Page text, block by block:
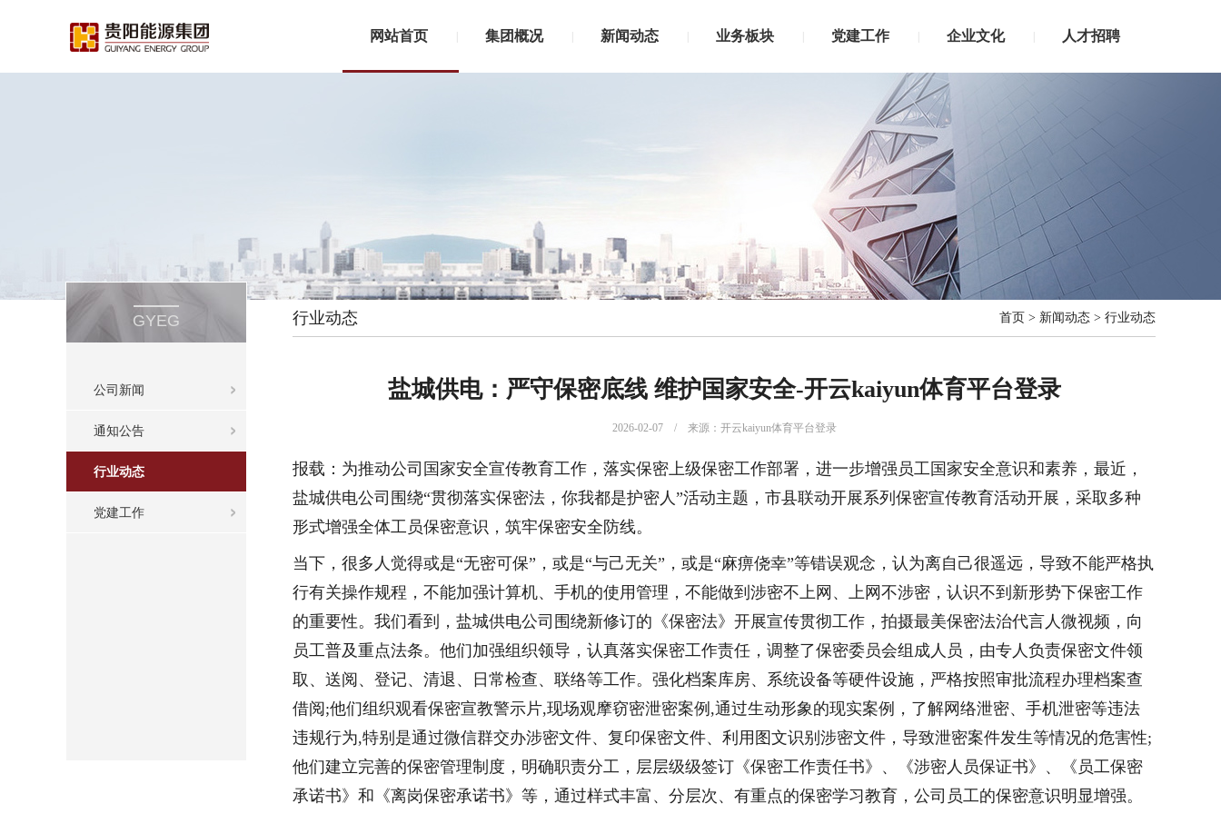
网站首页 集团概况 新闻动态 业务板块 党建工作 企业文化 人才招聘
GYEG
公司新闻
通知公告
行业动态
党建工作
行业动态 首页 > 新闻动态 > 行业动态
盐城供电：严守保密底线 维护国家安全-开云kaiyun体育平台登录
2026-02-07 / 来源：开云kaiyun体育平台登录
报载：为推动公司国家安全宣传教育工作，落实保密上级保密工作部署，进一步增强员工国家安全意识和素养，最近，
盐城供电公司围绕“贯彻落实保密法，你我都是护密人”活动主题，市县联动开展系列保密宣传教育活动开展，采取多种
形式增强全体工员保密意识，筑牢保密安全防线。
当下，很多人觉得或是“无密可保”，或是“与己无关”，或是“麻痹侥幸”等错误观念，认为离自己很遥远，导致不能严格执
行有关操作规程，不能加强计算机、手机的使用管理，不能做到涉密不上网、上网不涉密，认识不到新形势下保密工作
的重要性。我们看到，盐城供电公司围绕新修订的《保密法》开展宣传贯彻工作，拍摄最美保密法治代言人微视频，向
员工普及重点法条。他们加强组织领导，认真落实保密工作责任，调整了保密委员会组成人员，由专人负责保密文件领
取、送阅、登记、清退、日常检查、联络等工作。强化档案库房、系统设备等硬件设施，严格按照审批流程办理档案查
借阅;他们组织观看保密宣教警示片,现场观摩窃密泄密案例,通过生动形象的现实案例，了解网络泄密、手机泄密等违法
违规行为,特别是通过微信群交办涉密文件、复印保密文件、利用图文识别涉密文件，导致泄密案件发生等情况的危害性;
他们建立完善的保密管理制度，明确职责分工，层层级级签订《保密工作责任书》、《涉密人员保证书》、《员工保密
承诺书》和《离岗保密承诺书》等，通过样式丰富、分层次、有重点的保密学习教育，公司员工的保密意识明显增强。